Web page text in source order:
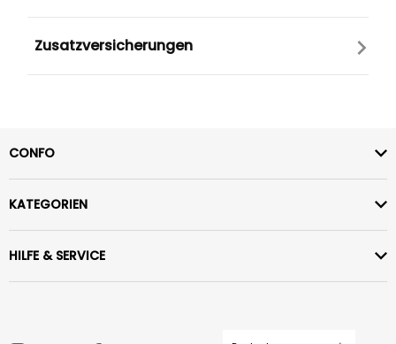
Zusatzversicherungen
CONFO
KATEGORIEN
HILFE & SERVICE